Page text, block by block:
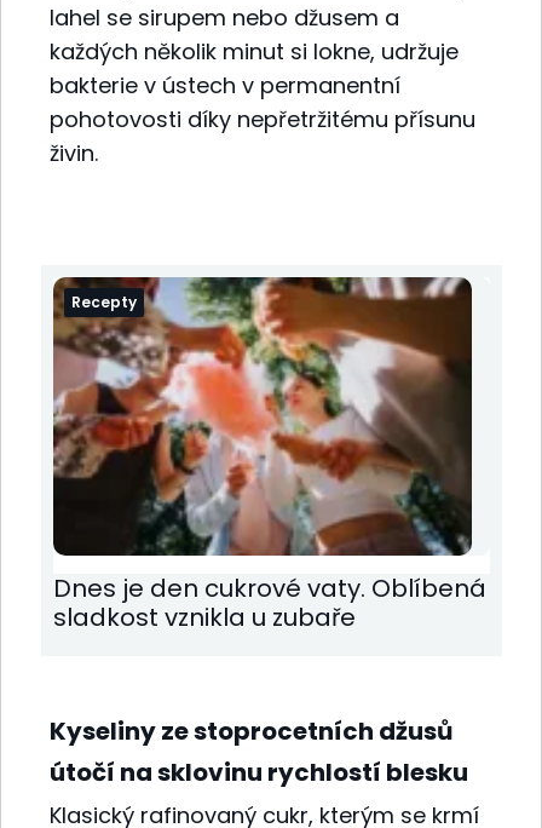
lahel se sirupem nebo džusem a
každých několik minut si lokne, udržuje
bakterie v ústech v permanentní
pohotovosti díky nepřetržitému přísunu
živin.
Recepty
Dnes je den cukrové vaty. Oblíbená
sladkost vznikla u zubaře
Kyseliny ze stoprocetních džusů
útočí na sklovinu rychlostí blesku
Klasický rafinovaný cukr, kterým se krmí